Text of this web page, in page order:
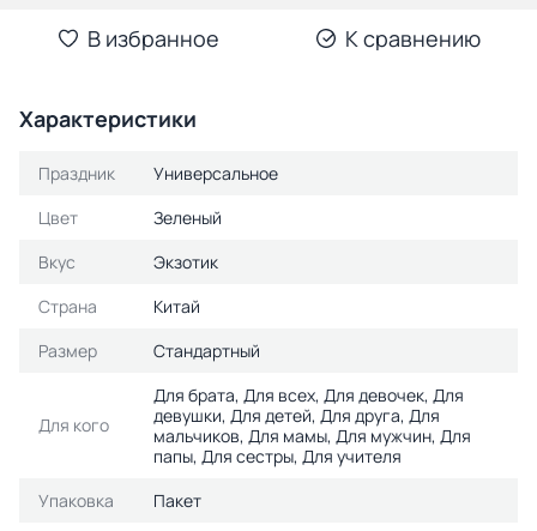
В избранное К сравнению
Характеристики
Праздник
Универсальное
Цвет
Зеленый
Вкус
Экзотик
Страна
Китай
Размер
Стандартный
Для кого
Для брата, Для всех, Для девочек, Для
девушки, Для детей, Для друга, Для
мальчиков, Для мамы, Для мужчин, Для
папы, Для сестры, Для учителя
Упаковка
Пакет